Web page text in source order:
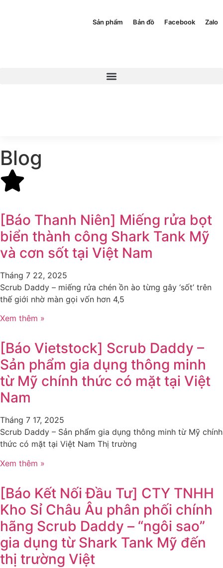
Sản phẩm Bản đồ Facebook Zalo
Blog
[Báo Thanh Niên] Miếng rửa bọt
biển thành công Shark Tank Mỹ
và cơn sốt tại Việt Nam
Tháng 7 22, 2025
Scrub Daddy – miếng rửa chén ồn ào từng gây ‘sốt’ trên
thế giới nhờ màn gọi vốn hơn 4,5
Xem thêm »
[Báo Vietstock] Scrub Daddy –
Sản phẩm gia dụng thông minh
từ Mỹ chính thức có mặt tại Việt
Nam
Tháng 7 17, 2025
Scrub Daddy – Sản phẩm gia dụng thông minh từ Mỹ chính
thức có mặt tại Việt Nam Thị trường
Xem thêm »
[Báo Kết Nối Đầu Tư] CTY TNHH
Kho Sỉ Châu Âu phân phối chính
hãng Scrub Daddy – “ngôi sao”
gia dụng từ Shark Tank Mỹ đến
thị trường Việt